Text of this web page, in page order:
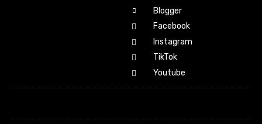
Blogger
Facebook
Instagram
TikTok
Youtube